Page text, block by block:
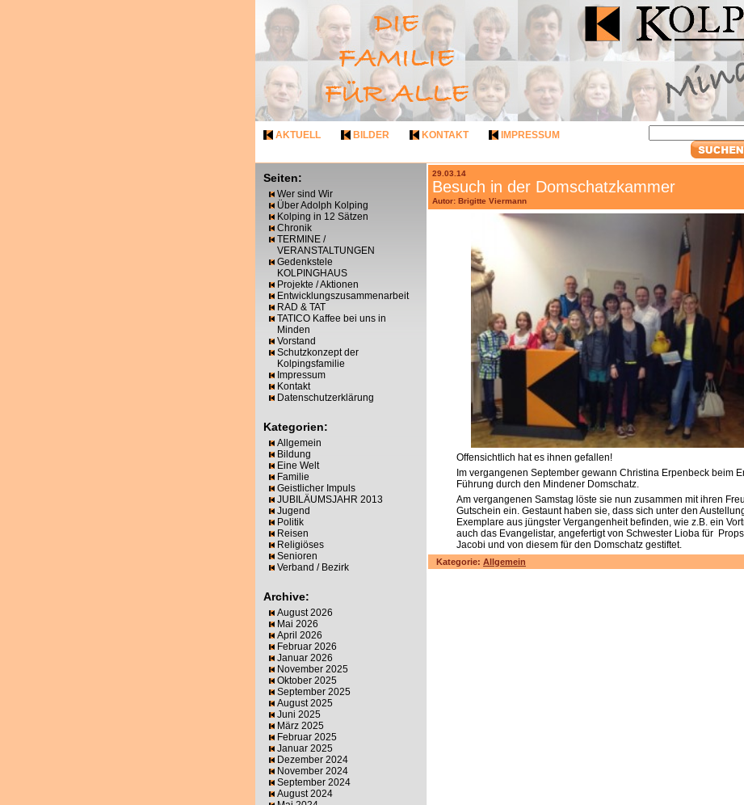
AKTUELL BILDER KONTAKT IMPRESSUM
Seiten:
Wer sind Wir
Über Adolph Kolping
Kolping in 12 Sätzen
Chronik
TERMINE /
VERANSTALTUNGEN
Gedenkstele
KOLPINGHAUS
Projekte / Aktionen
Entwicklungszusammenarbeit
RAD & TAT
TATICO Kaffee bei uns in
Minden
Vorstand
Schutzkonzept der
Kolpingsfamilie
Impressum
Kontakt
Datenschutzerklärung
Kategorien:
Allgemein
Bildung
Eine Welt
Familie
Geistlicher Impuls
JUBILÄUMSJAHR 2013
Jugend
Politik
Reisen
Religiöses
Senioren
Verband / Bezirk
Archive:
August 2026
Mai 2026
April 2026
Februar 2026
Januar 2026
November 2025
Oktober 2025
September 2025
August 2025
Juni 2025
März 2025
Februar 2025
Januar 2025
Dezember 2024
November 2024
September 2024
August 2024
29.03.14
Besuch in der Domschatzkammer
Autor: Brigitte Viermann
Offensichtlich hat es ihnen gefallen!
Im vergangenen September gewann Christina Erpenbeck beim
Führung durch den Mindener Domschatz.
Am vergangenen Samstag löste sie nun zusammen mit ihren
Gutschein ein. Gestaunt haben sie, dass sich unter den
Exemplare aus jüngster Vergangenheit befinden, wie z.B. ein
auch das Evangelistar, angefertigt von Schwester Lioba für
Jacobi und von diesem für den Domschatz gestiftet.
Kategorie: Allgemein